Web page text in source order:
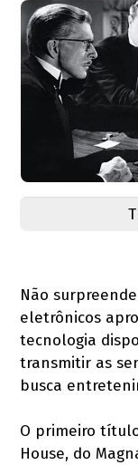
Não
eletrônicos
tecnologia
transmitir as
busca
O primeiro
House, do